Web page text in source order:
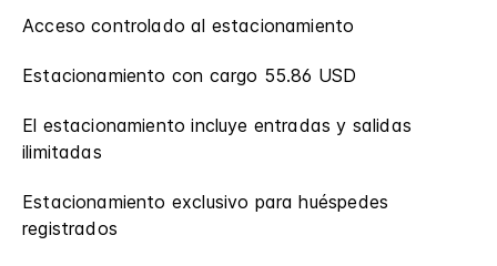
Acceso controlado al estacionamiento
Estacionamiento con cargo 55.86 USD
El estacionamiento incluye entradas y salidas
ilimitadas
Estacionamiento exclusivo para huéspedes
registrados